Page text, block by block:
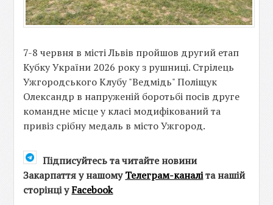
7-8 червня в місті Львів пройшов другий етап
Кубку України 2026 року з рушниці. Стрілець
Ужгородського Клубу "Ведмідь" Поліщук
Олександр в напруженій боротьбі посів друге
командне місце у класі модифікований та
привіз срібну медаль в місто Ужгород.
Підписуйтесь та читайте новини
Закарпаття у нашомуТелеграм-каналіта нашій
сторінці уFacebook